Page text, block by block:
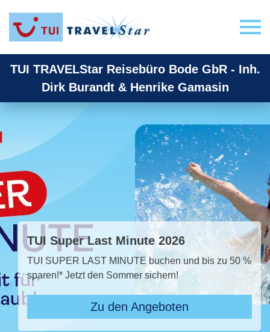
TUI TRAVELStar Reisebüro Bode GbR - Inh.
Dirk Burandt & Henrike Gamasin
TUI Super Last Minute 2026
TUI SUPER LAST MINUTE buchen und bis zu 50 %
sparen!* Jetzt den Sommer sichern!
Zu den Angeboten